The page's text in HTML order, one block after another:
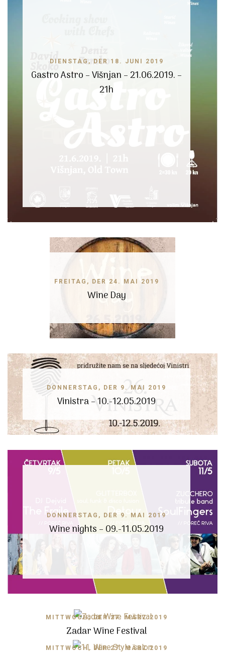
DIENSTAG, DER 18. JUNI 2019
Gastro Astro – Višnjan – 21.06.2019. –
21h
FREITAG, DER 24. MAI 2019
Wine Day
DONNERSTAG, DER 9. MAI 2019
Vinistra – 10.-12.05.2019
DONNERSTAG, DER 9. MAI 2019
Wine nights – 09.-11.05.2019
MITTWOCH, DER 27. MÄRZ 2019
Zadar Wine Festival
MITTWOCH, DER 27. MÄRZ 2019